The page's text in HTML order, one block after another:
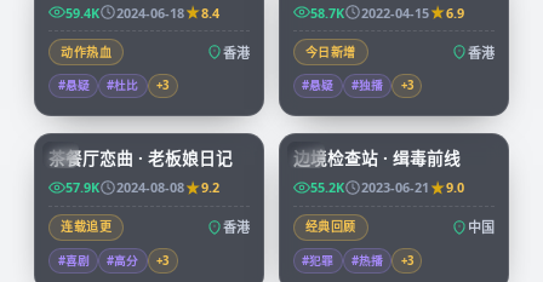
59.4K 2024-06-18 8.4
动作热血 香港
#悬疑 #杜比 +3
58.7K 2022-04-15 6.9
今日新增 香港
#悬疑 #独播 +3
HK
茶餐厅恋曲 · 老板娘日记
57.9K 2024-08-08 9.2
连载追更 香港
#喜剧 #高分 +3
CN
边境检查站 · 缉毒前线
55.2K 2023-06-21 9.0
经典回顾 中国
#犯罪 #热播 +3